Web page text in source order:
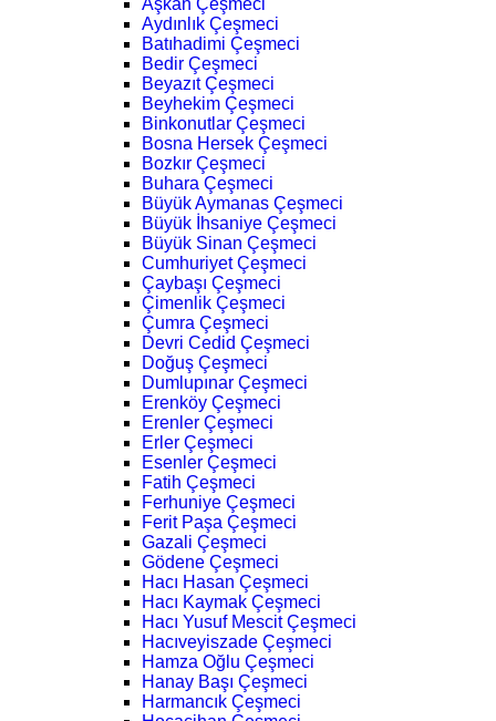
Aşkan Çeşmeci
Aydınlık Çeşmeci
Batıhadimi Çeşmeci
Bedir Çeşmeci
Beyazıt Çeşmeci
Beyhekim Çeşmeci
Binkonutlar Çeşmeci
Bosna Hersek Çeşmeci
Bozkır Çeşmeci
Buhara Çeşmeci
Büyük Aymanas Çeşmeci
Büyük İhsaniye Çeşmeci
Büyük Sinan Çeşmeci
Cumhuriyet Çeşmeci
Çaybaşı Çeşmeci
Çimenlik Çeşmeci
Çumra Çeşmeci
Devri Cedid Çeşmeci
Doğuş Çeşmeci
Dumlupınar Çeşmeci
Erenköy Çeşmeci
Erenler Çeşmeci
Erler Çeşmeci
Esenler Çeşmeci
Fatih Çeşmeci
Ferhuniye Çeşmeci
Ferit Paşa Çeşmeci
Gazali Çeşmeci
Gödene Çeşmeci
Hacı Hasan Çeşmeci
Hacı Kaymak Çeşmeci
Hacı Yusuf Mescit Çeşmeci
Hacıveyiszade Çeşmeci
Hamza Oğlu Çeşmeci
Hanay Başı Çeşmeci
Harmancık Çeşmeci